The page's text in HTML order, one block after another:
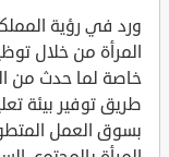
المرأة من خلال
خاصة لما حدث من
طريق توفير بيئة
بسوق العمل